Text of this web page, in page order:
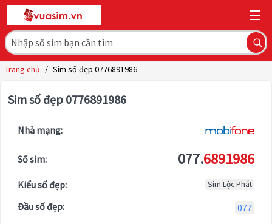
Trang chủ / Sim số đẹp 0776891986
Sim số đẹp 0776891986
Nhà mạng:
Số sim: 077.6891986
Kiểu số đẹp: Sim Lộc Phát
Đầu số đẹp:
077